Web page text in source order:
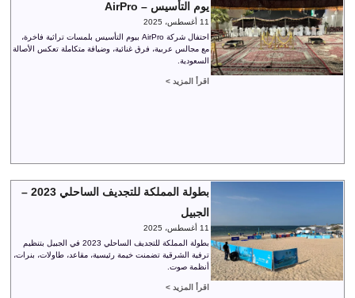
يوم التأسيس – AirPro
11 أغسطس، 2025
احتفال شركة AirPro بيوم التأسيس بلمسات تراثية فاخرة،
مع مجالس عربية، فرق غنائية، وضيافة متكاملة تعكس الأصالة
السعودية.
اقرأ المزيد >
بطولة المملكة للتجديف الساحلي 2023 –
الجبيل
11 أغسطس، 2025
بطولة المملكة للتجديف الساحلي 2023 في الجبيل بتنظيم
ترفية الشرقية تضمنت خيمة رئيسية، مقاعد، طاولات، بنرات،
أنظمة صوت.
اقرأ المزيد >